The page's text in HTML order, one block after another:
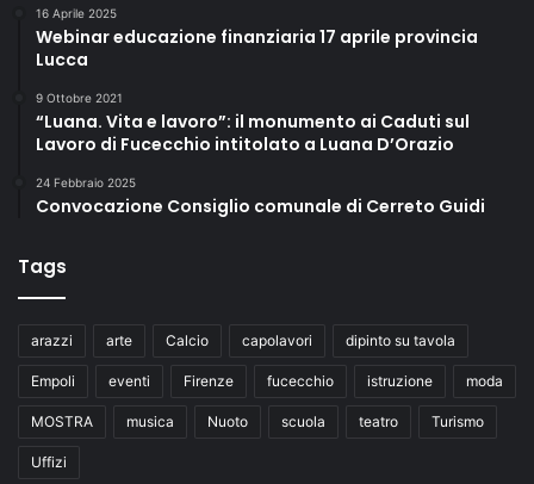
16 Aprile 2025
Webinar educazione finanziaria 17 aprile provincia
Lucca
9 Ottobre 2021
“Luana. Vita e lavoro”: il monumento ai Caduti sul
Lavoro di Fucecchio intitolato a Luana D’Orazio
24 Febbraio 2025
Convocazione Consiglio comunale di Cerreto Guidi
Tags
arazzi arte Calcio capolavori dipinto su tavola
Empoli eventi Firenze fucecchio istruzione moda
MOSTRA musica Nuoto scuola teatro Turismo
Uffizi